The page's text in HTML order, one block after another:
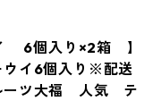
6個入り×2箱 】
ウイ6個入り※配送
ツ大福 人気 テ